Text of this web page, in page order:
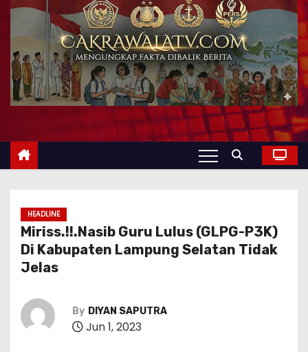
HEADLINE
Miriss.!!.Nasib Guru Lulus (GLPG-P3K)
Di Kabupaten Lampung Selatan Tidak
Jelas
By DIYAN SAPUTRA
Jun 1, 2023